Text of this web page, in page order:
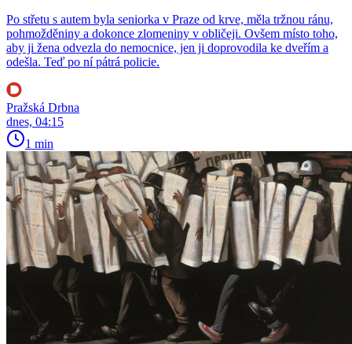
Po střetu s autem byla seniorka v Praze od krve, měla tržnou ránu,
pohmožděniny a dokonce zlomeniny v obličeji. Ovšem místo toho,
aby ji žena odvezla do nemocnice, jen ji doprovodila ke dveřím a
odešla. Teď po ní pátrá policie.
Pražská Drbna
dnes, 04:15
1 min